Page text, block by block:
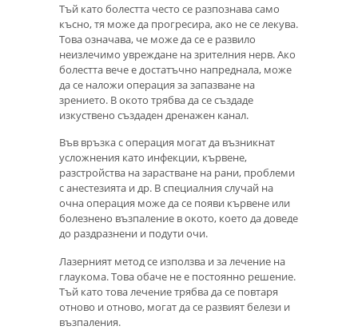
Тъй като болестта често се разпознава само
късно, тя може да прогресира, ако не се лекува.
Това означава, че може да се е развило
неизлечимо увреждане на зрителния нерв. Ако
болестта вече е достатъчно напреднала, може
да се наложи операция за запазване на
зрението. В окото трябва да се създаде
изкуствено създаден дренажен канал.
Във връзка с операция могат да възникнат
усложнения като инфекции, кървене,
разстройства на зарастване на рани, проблеми
с анестезията и др. В специалния случай на
очна операция може да се появи кървене или
болезнено възпаление в окото, което да доведе
до раздразнени и подути очи.
Лазерният метод се използва и за лечение на
глаукома. Това обаче не е постоянно решение.
Тъй като това лечение трябва да се повтаря
отново и отново, могат да се развият белези и
възпаления.